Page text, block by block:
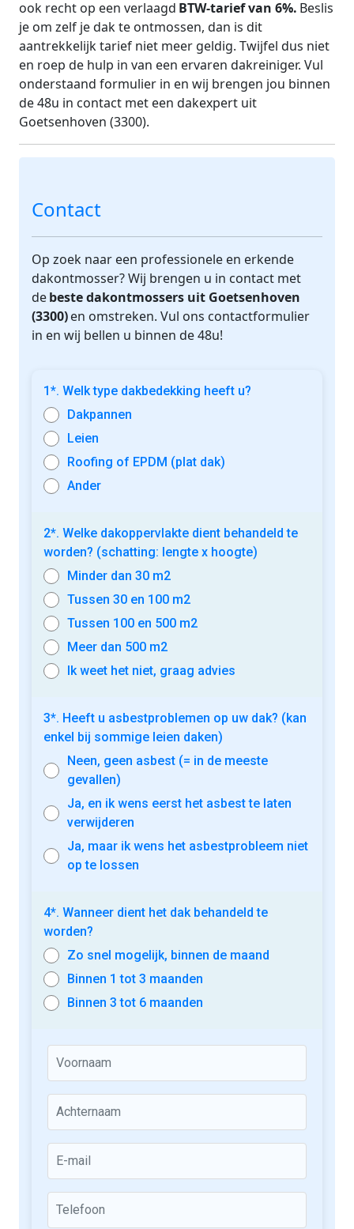
Laat je je dak ontmossen door een erkende
dakontmosser uit Goetsenhoven (3300), dan heb je
ook recht op een verlaagd BTW-tarief van 6%.Beslis
je om zelf je dak te ontmossen, dan is dit
aantrekkelijk tarief niet meer geldig. Twijfel dus niet
en roep de hulp in van een ervaren dakreiniger. Vul
onderstaand formulier in en wij brengen jou binnen
de 48u in contact met een dakexpert uit
Contact
Op zoek naar een professionele en erkende
dakontmosser? Wij brengen u in contact met
in en wij bellen u binnen de 48u!
1*. Welk type dakbedekking heeft u?
Dakpannen
Ander
2*. Welke dakoppervlakte dient behandeld te
worden? (schatting: lengte x hoogte)
Tussen 100 en 500 m2
Ik weet het niet, graag advies
3*. Heeft u asbestproblemen op uw dak? (kan
enkel bij sommige leien daken)
Neen, geen asbest (= in de meeste
gevallen)
Ja, en ik wens eerst het asbest te laten
Ja, maar ik wens het asbestprobleem niet
op te lossen
4*. Wanneer dient het dak behandeld te
worden?
Binnen 3 tot 6 maanden